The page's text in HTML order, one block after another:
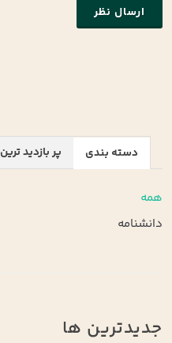
ارسال نظر
دسته بندی پر بازدید ترین
همه
دانشنامه
جدیدترین ها